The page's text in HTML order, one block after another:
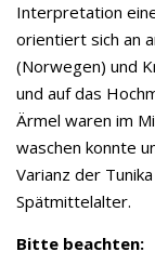
Interpretation
orientiert sich an
(Norwegen) und
und auf das
Ärmel waren im
waschen konnte
Varianz der
Spätmittelalter.
Bitte beachten: